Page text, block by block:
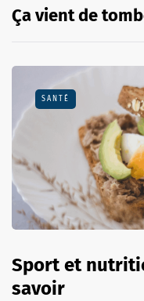
Ça vient de
SANTÉ
Sport et
savoir